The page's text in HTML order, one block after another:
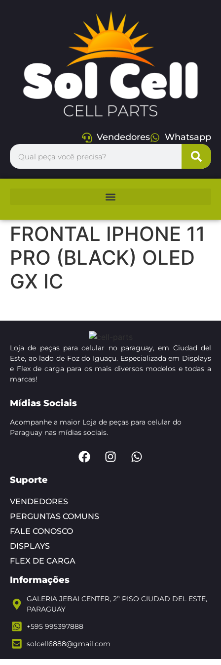
Vendedores Whatsapp
FRONTAL IPHONE 11
PRO (BLACK) OLED
GX IC
Loja de peças para celular no paraguay, em Ciudad del
Este, ao lado de Foz do Iguaçu. Especializada em Displays
e Flex de carga para os mais diversos modelos e todas a
marcas!
Mídias Sociais
Acompanhe a maior Loja de peças para celular do
Paraguay nas mídias sociais.
Suporte
VENDEDORES
PERGUNTAS COMUNS
FALE CONOSCO
DISPLAYS
FLEX DE CARGA
Informações
GALERIA JEBAI CENTER, 2º PISO CIUDAD DEL ESTE,
PARAGUAY
+595 995397888
solcell6888@gmail.com